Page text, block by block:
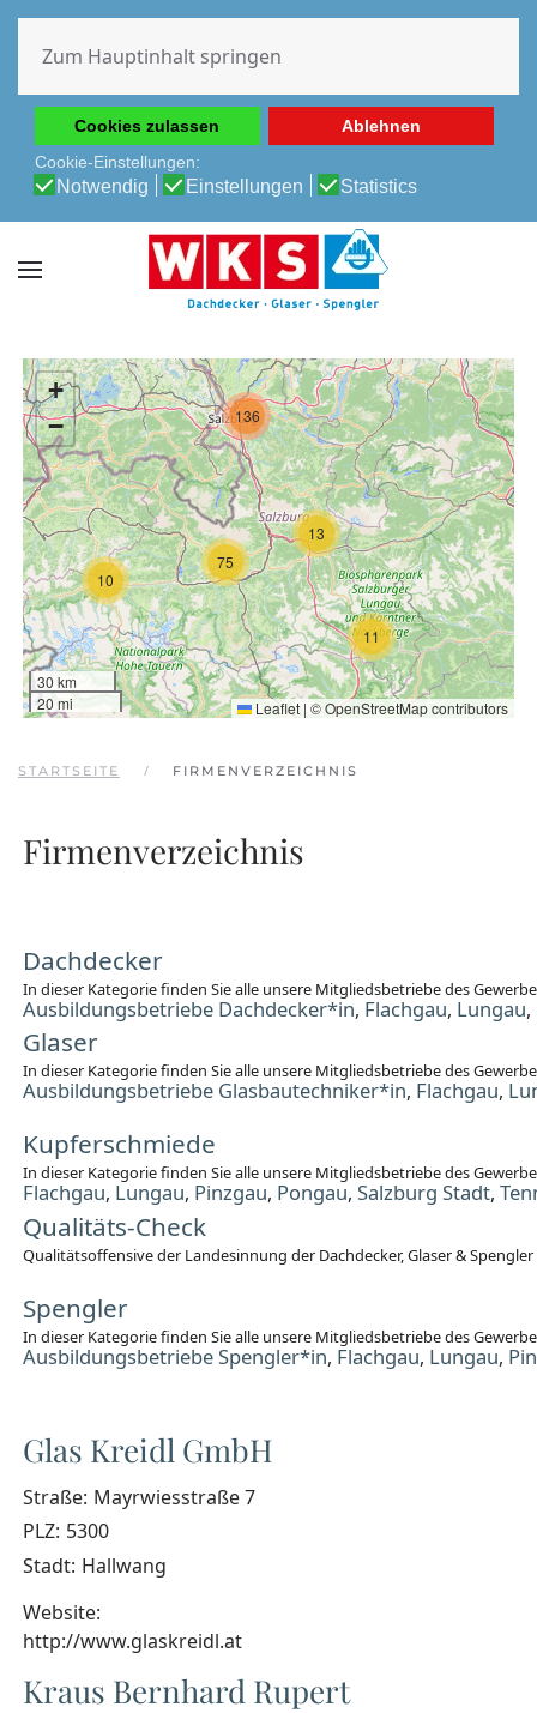
Erfahrung auf unserer Website zu ermöglichen.
Cookie-Richtlinie
Datenschutz-Bestimmungen
Cookies zulassen
Ablehnen
Cookie-Einstellungen:
Notwendig Einstellungen Statistics
Zum Hauptinhalt springen
10
11
13
75
136
+
−
30 km
20 mi
Leaflet | ©OpenStreetMapcontributors
STARTSEITE FIRMENVERZEICHNIS
Firmenverzeichnis
Dachdecker
In dieser Kategorie finden Sie alle unsere Mitgliedsbetriebe des
Ausbildungsbetriebe Dachdecker*in, Flachgau, Lungau,
Glaser
In dieser Kategorie finden Sie alle unsere Mitgliedsbetriebe des
Ausbildungsbetriebe Glasbautechniker*in, Flachgau,
Kupferschmiede
In dieser Kategorie finden Sie alle unsere Mitgliedsbetriebe des
Flachgau, Lungau, Pinzgau, Pongau, Salzburg Stadt,
Qualitäts-Check
Qualitätsoffensive der Landesinnung der Dachdecker, Glaser & Spengler
Spengler
In dieser Kategorie finden Sie alle unsere Mitgliedsbetriebe des
Ausbildungsbetriebe Spengler*in, Flachgau, Lungau,
Glas Kreidl GmbH
Straße: Mayrwiesstraße 7
PLZ: 5300
Stadt: Hallwang
Website:
http://www.glaskreidl.at
Kraus Bernhard Rupert